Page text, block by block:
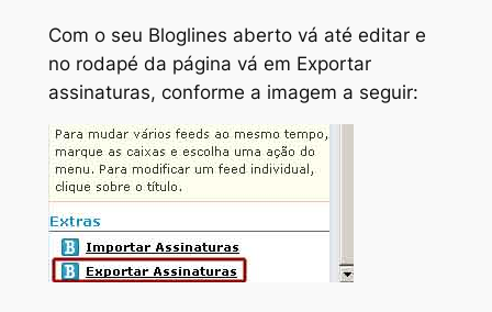
Com o seu Bloglines aberto vá até editare
no rodapé da página vá em Exportar
assinaturas, conforme a imagem a seguir: